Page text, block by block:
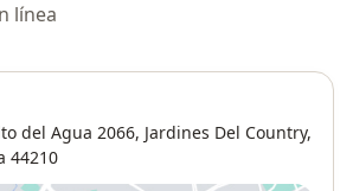
línea
del Agua 2066, Jardines Del Country,
44210